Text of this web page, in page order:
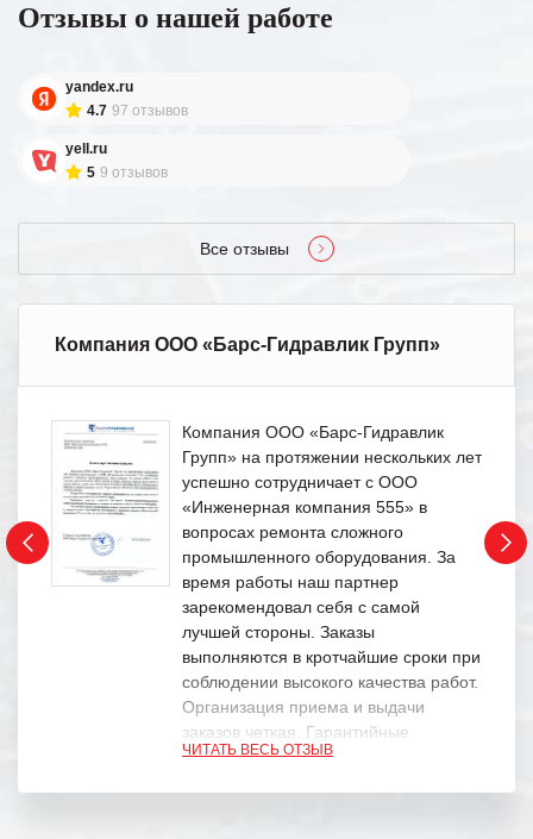
Отзывы о нашей работе
yandex.ru
4.7 97 отзывов
yell.ru
5 9 отзывов
Все отзывы
Компания ООО «Барс-Гидравлик Групп»
Компания ООО «Барс-Гидравлик
Групп» на протяжении нескольких лет
успешно сотрудничает с ООО
«Инженерная компания 555» в
вопросах ремонта сложного
промышленного оборудования. За
время работы наш партнер
зарекомендовал себя с самой
лучшей стороны. Заказы
выполняются в кротчайшие сроки при
соблюдении высокого качества работ.
Организация приема и выдачи
заказов четкая. Гарантийные
обязательства выполняются в
ЧИТАТЬ ВЕСЬ ОТЗЫВ